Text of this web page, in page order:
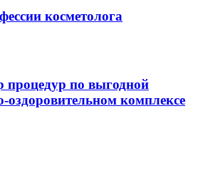
косметолога
по выгодной
оздоровительном комплексе